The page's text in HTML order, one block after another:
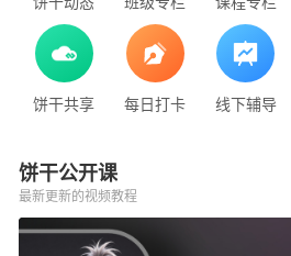
饼干共享 每日打卡 线下辅导
饼干公开课
最新更新的视频教程